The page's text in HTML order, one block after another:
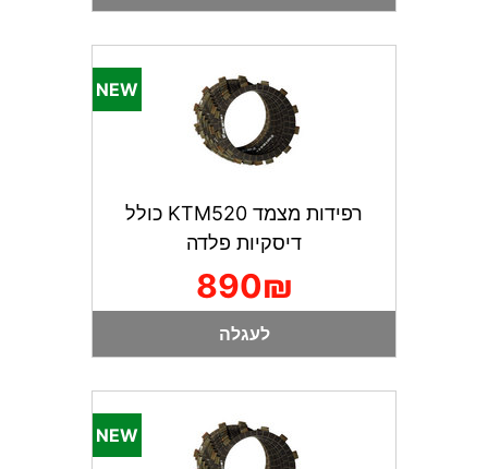
רפידות מצמד KTM520 כולל
דיסקיות פלדה
890₪
לעגלה